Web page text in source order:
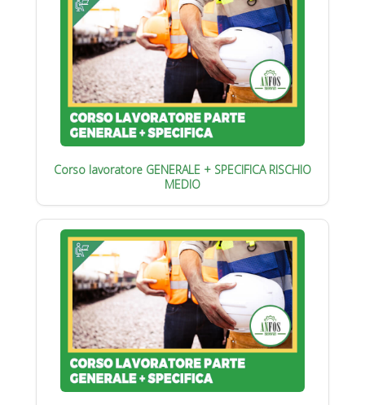
Corso lavoratore GENERALE + SPECIFICA RISCHIO
MEDIO